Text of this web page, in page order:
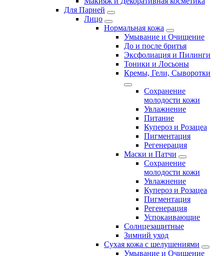
Для Парней
Лицо
Нормальная кожа
Умывание и Очищение
До и после бритья
Эксфолиация и Пилинги
Тоники и Лосьоны
Кремы, Гели, Сыворотки
Сохранение
молодости кожи
Увлажнение
Питание
Купероз и Розацеа
Пигментация
Регенерация
Маски и Патчи
Сохранение
молодости кожи
Увлажнение
Купероз и Розацеа
Пигментация
Регенерация
Успокаивающие
Солнцезащитные
Зимний уход
Сухая кожа с шелушениями
Умывание и Очищение